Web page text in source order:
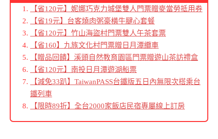
【省120元】妮娜巧克力城堡雙人門票贈麥當勞抵用券
【省19元】台客燒肉粥豪橫牛腱心套餐
【省120元】竹山海盜村門票雙人午茶套票
【省160】九族文化村門票贈日月潭纜車
【贈品回饋】溪頭自然教育園區門票贈遊山茶訪禮盒
【省120元】南投日月潭遊湖船票
【減免33趴】TaiwanPASS台鐵版五日內無限次搭乘台
鐵列車
【限時89折】全台2000家飯店民宿專屬線上訂房